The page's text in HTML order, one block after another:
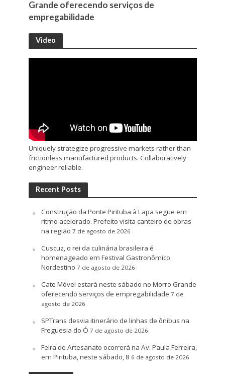
Grande oferecendo serviços de
empregabilidade
Video
Uniquely strategize progressive markets rather than
frictionless manufactured products. Collaboratively
engineer reliable.
Recent Posts
Construção da Ponte Pirituba à Lapa segue em
ritmo acelerado. Prefeito visita canteiro de obras
na região 7 de agosto de 2026
Cuscuz, o rei da culinária brasileira é
homenageado em Festival Gastronômico
Nordestino 7 de agosto de 2026
Cate Móvel estará neste sábado no Morro Grande
oferecendo serviços de empregabilidade 7 de
agosto de 2026
SPTrans desvia itinerário de linhas de ônibus na
Freguesia do Ó 7 de agosto de 2026
Feira de Artesanato ocorrerá na Av. Paula Ferreira,
em Pirituba, neste sábado, 8 6 de agosto de 2026